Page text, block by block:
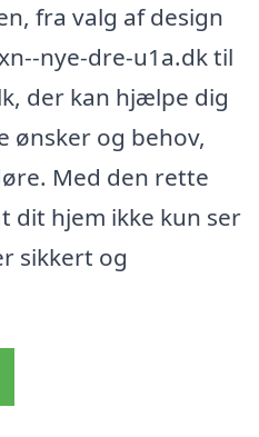
fra valg af design
nye-dre-u1a.dk til
der kan hjælpe dig
ønsker og behov,
Med den rette
dit hjem ikke kun ser
sikkert og